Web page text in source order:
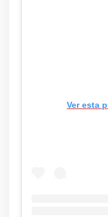
Ver esta